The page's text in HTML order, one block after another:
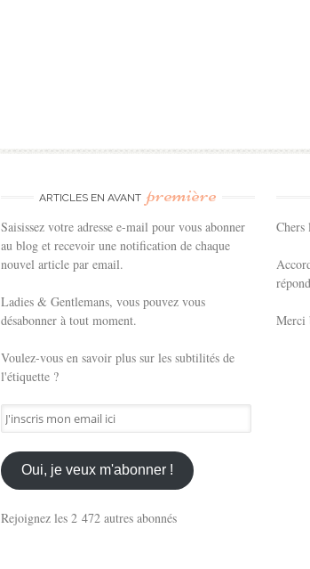
ARTICLES EN AVANT première
Saisissez votre adresse e-mail pour vous abonner
au blog et recevoir une notification de chaque
nouvel article par email.
Ladies & Gentlemans, vous pouvez vous
désabonner à tout moment.
Voulez-vous en savoir plus sur les subtilités de
l'étiquette ?
J'inscris
mon
email
ici
Oui, je veux m'abonner !
Rejoignez les 2 472 autres abonnés
Chers
Merci